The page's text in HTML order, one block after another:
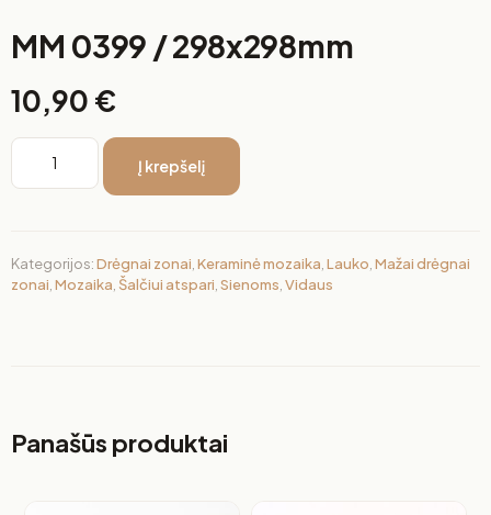
MM 0399 / 298x298mm
10,90 €
Į krepšelį
Kategorijos:Drėgnai zonai Keraminė mozaika Lauko Mažai drėgnai
zonai Mozaika Šalčiui atspari Sienoms Vidaus
Panašūs produktai